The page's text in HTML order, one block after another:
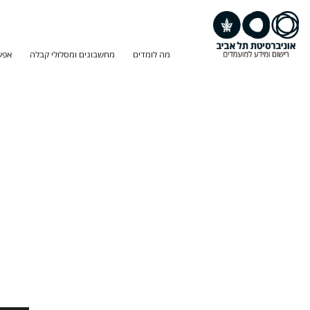
מה לומדים מחשבונים ומסלולי קבלה